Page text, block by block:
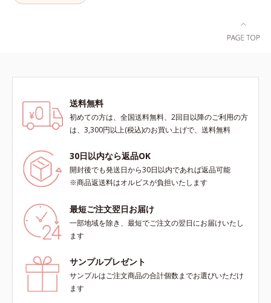
送料無料
初めての方は、全国送料無料、2回目以降のご利用の方
は、3,300円以上(税込)のお買い上げで、送料無料
30日以内なら返品OK
開封後でも発送日から30日以内であれば返品可能
※商品返送料はオルビスが負担いたします
最短ご注文翌日お届け
一部地域を除き、最短でご注文の翌日にお届けいたし
ます
サンプルプレゼント
サンプルはご注文商品の合計個数までお選びいただけ
ます